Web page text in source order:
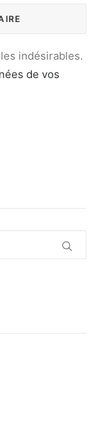
indésirables.
de vos